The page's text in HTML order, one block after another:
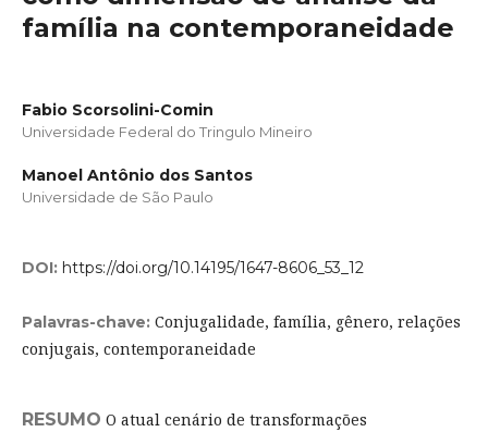
família na contemporaneidade
Fabio Scorsolini-Comin
Universidade Federal do Tringulo Mineiro
Manoel Antônio dos Santos
Universidade de São Paulo
DOI: https://doi.org/10.14195/1647-8606_53_12
Palavras-chave: Conjugalidade, família, gênero, relações
conjugais, contemporaneidade
RESUMO O atual cenário de transformações